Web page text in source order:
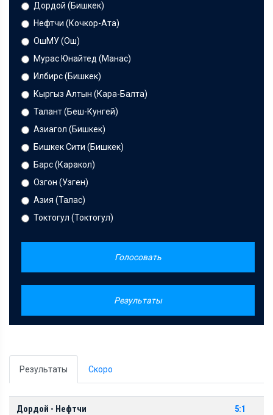
Дордой (Бишкек)
Нефтчи (Кочкор-Ата)
ОшМУ (Ош)
Мурас Юнайтед (Манас)
Илбирс (Бишкек)
Кыргыз Алтын (Кара-Балта)
Талант (Беш-Кунгей)
Азиагол (Бишкек)
Бишкек Сити (Бишкек)
Барс (Каракол)
Озгон (Узген)
Азия (Талас)
Токтогул (Токтогул)
Голосовать
Результаты
Результаты Скоро
Дордой - Нефтчи 5:1